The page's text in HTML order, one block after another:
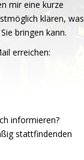
mir eine kurze
klären, was
bringen kann.
erreichen:
informieren?
stattfindenden